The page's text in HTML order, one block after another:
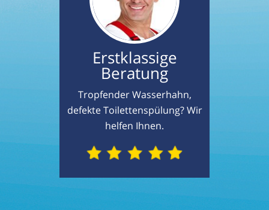
Erstklassige
Beratung
Tropfender Wasserhahn,
defekte Toilettenspülung? Wir
helfen Ihnen.